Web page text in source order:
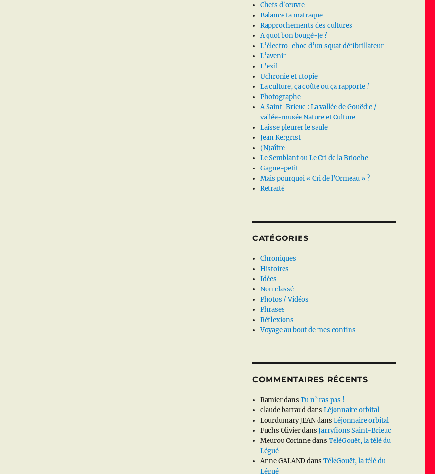
Chefs d’œuvre
Balance ta matraque
Rapprochements des cultures
A quoi bon bougé-je ?
L’électro-choc d’un squat défibrillateur
L’avenir
L’exil
Uchronie et utopie
La culture, ça coûte ou ça rapporte ?
Photographe
A Saint-Brieuc : La vallée de Gouëdic /
vallée-musée Nature et Culture
Laisse pleurer le saule
Jean Kergrist
(N)aître
Le Semblant ou Le Cri de la Brioche
Gagne-petit
Mais pourquoi « Cri de l’Ormeau » ?
Retraité
CATÉGORIES
Chroniques
Histoires
Idées
Non classé
Photos / Vidéos
Phrases
Réflexions
Voyage au bout de mes confins
COMMENTAIRES RÉCENTS
RamierdansTu n’iras pas !
claude barrauddansLéjonnaire orbital
Lourdumary JEANdansLéjonnaire orbital
Fuchs OlivierdansJarryfions Saint-Brieuc
Meurou CorinnedansTéléGouët, la télé du
Légué
Anne GALANDdansTéléGouët, la télé du
Légué